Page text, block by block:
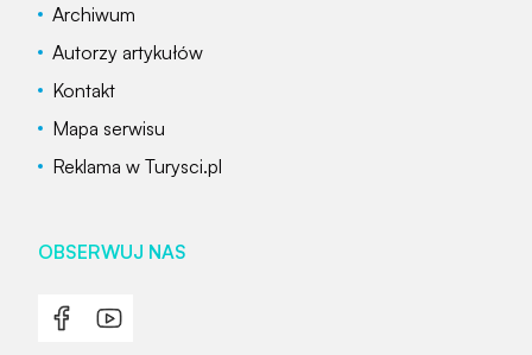
Archiwum
Autorzy artykułów
Kontakt
Mapa serwisu
Reklama w Turysci.pl
OBSERWUJ NAS